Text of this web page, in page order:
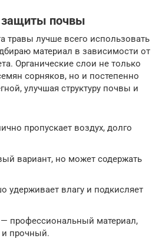
почвы
травы лучше всего использовать
материал в зависимости от
Органические слои не только
сорняков, но и постепенно
улучшая структуру почвы и
пропускает воздух, долго
вариант, но может содержать
удерживает влагу и подкисляет
профессиональный материал,
прочный.